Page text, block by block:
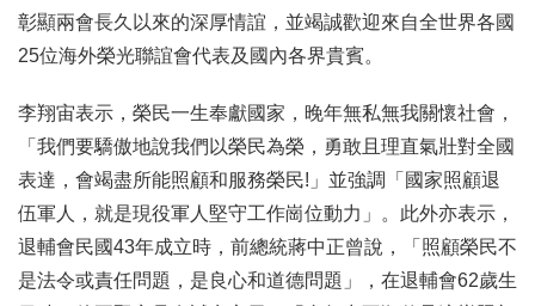
彰顯兩會長久以來的深厚情誼，並竭誠歡迎來自全世界各國
25位海外榮光聯誼會代表及國內各界貴賓。
李翔宙表示，榮民一生奉獻國家，晚年無私無我關懷社會，
「我們要驕傲地說我們以榮民為榮，勇敢且理直氣壯對全國
表達，會竭盡所能照顧和服務榮民!」並強調「國家照顧退
伍軍人，就是現役軍人堅守工作崗位動力」。此外亦表示，
退輔會民國43年成立時，前總統蔣中正曾說，「照顧榮民不
是法令或責任問題，是良心和道德問題」，在退輔會62歲生